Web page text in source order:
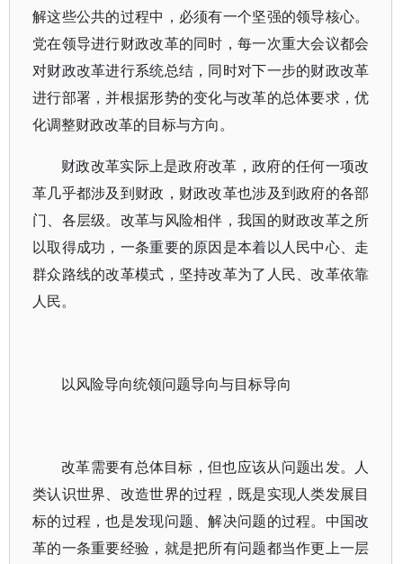
解这些公共的过程中，必须有一个坚强的领导核心。
党在领导进行财政改革的同时，每一次重大会议都会
对财政改革进行系统总结，同时对下一步的财政改革
进行部署，并根据形势的变化与改革的总体要求，优
化调整财政改革的目标与方向。
财政改革实际上是政府改革，政府的任何一项改
革几乎都涉及到财政，财政改革也涉及到政府的各部
门、各层级。改革与风险相伴，我国的财政改革之所
以取得成功，一条重要的原因是本着以人民中心、走
群众路线的改革模式，坚持改革为了人民、改革依靠
人民。
以风险导向统领问题导向与目标导向
改革需要有总体目标，但也应该从问题出发。人
类认识世界、改造世界的过程，既是实现人类发展目
标的过程，也是发现问题、解决问题的过程。中国改
革的一条重要经验，就是把所有问题都当作更上一层